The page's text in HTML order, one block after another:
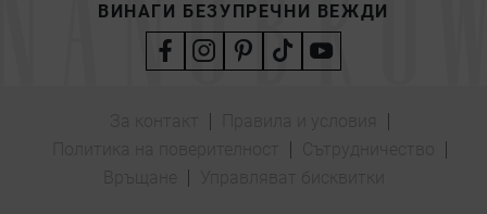
ВИНАГИ БЕЗУПРЕЧНИ ВЕЖДИ